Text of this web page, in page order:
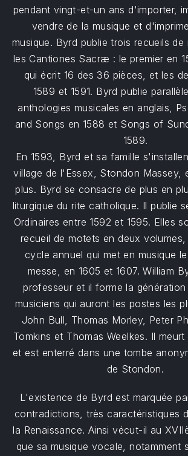
pendant vingt-et-un ans d'importer,
vendre de la musique et
musique. Byrd publie trois recueils de
les Cantiones Sacræ : le premier en
qui écrit 16 des 36 pièces, et les
1589 et 1591. Byrd publie
anthologies musicales en anglais,
and Songs en 1588 et Songs of
1589.
En 1593, Byrd et sa famille
village de l'Essex, Stondon Massey,
plus. Byrd se consacre de plus en
liturgique du rite catholique. Il publie
Ordinaires entre 1592 et 1595. Elles
recueil de motets en deux volumes,
cycle annuel qui met en musique
messe, en 1605 et 1607. William
professeur et il forme la
musiciens qui auront les postes les
John Bull, Thomas Morley, Peter
Tomkins et Thomas Weelkes. Il
et est enterré dans une tombe
de Stondon.
L'existence de Byrd est marquée
contradictions, très caractéristiques
la Renaissance. Ainsi vécut-il au
que sa musique vocale, notamment